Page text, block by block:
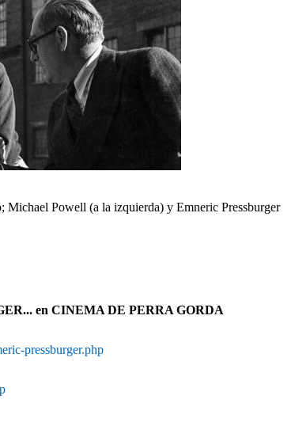
Michael Powell (a la izquierda) y Emneric Pressburger
en CINEMA DE PERRA GORDA
pressburger.php